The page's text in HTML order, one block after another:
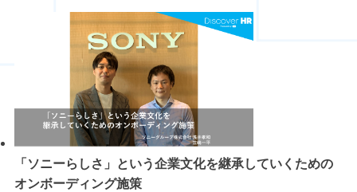
「ソニーらしさ」という企業文化を継承していくための
オンボーディング施策